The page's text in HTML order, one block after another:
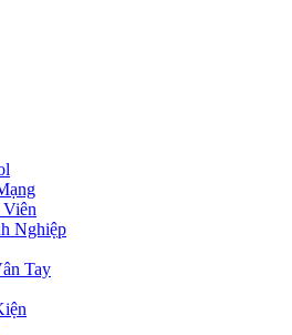
Nghiệp
Tay